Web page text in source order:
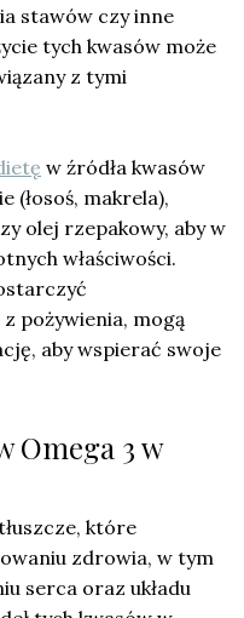
stawów czy inne
tych kwasów może
z tymi
w źródła kwasów
(łosoś, makrela),
olej rzepakowy, aby w
właściwości.
pożywienia, mogą
aby wspierać swoje
Omega 3 w
które
zdrowia, w tym
serca oraz układu